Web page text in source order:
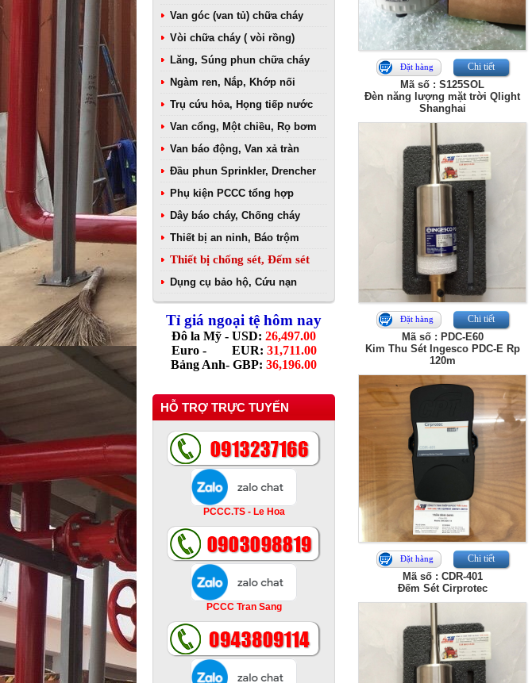
Van góc (van tủ) chữa cháy
Vòi chữa cháy ( vòi rồng)
Lăng, Súng phun chữa cháy
Ngàm ren, Nắp, Khớp nối
Trụ cứu hỏa, Họng tiếp nước
Van cổng, Một chiều, Rọ bơm
Van báo động, Van xả tràn
Đầu phun Sprinkler, Drencher
Phụ kiện PCCC tổng hợp
Dây báo cháy, Chống cháy
Thiết bị an ninh, Báo trộm
Thiết bị chống sét, Đếm sét
Dụng cụ bảo hộ, Cứu nạn
Tỉ giá ngoại tệ hôm nay
Đô la Mỹ - USD: 26,497.00
Euro - EUR: 31,711.00
Bảng Anh- GBP: 36,196.00
HỖ TRỢ TRỰC TUYẾN
PCCC.TS - Le Hoa
PCCC Tran Sang
Đặt hàng Chi tiết
Mã số : S125SOL
Đèn năng lượng mặt trời Qlight
Shanghai
Đặt hàng Chi tiết
Mã số : PDC-E60
Kim Thu Sét Ingesco PDC-E Rp
120m
Đặt hàng Chi tiết
Mã số : CDR-401
Đếm Sét Cirprotec